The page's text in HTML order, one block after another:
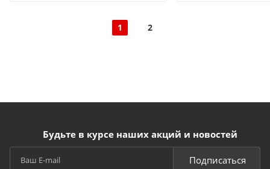
1 2
Будьте в курсе наших акций и новостей
Подписаться